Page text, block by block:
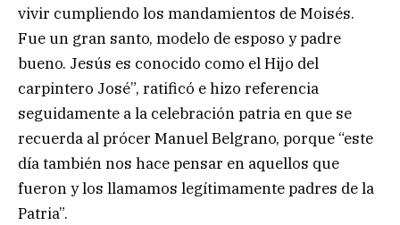
vivir cumpliendo los mandamientos de Moisés.
Fue un gran santo, modelo de esposo y padre
bueno. Jesús es conocido como el Hijo del
carpintero José”, ratificó e hizo referencia
seguidamente a la celebración patria en que se
recuerda al prócer Manuel Belgrano, porque “este
día también nos hace pensar en aquellos que
fueron y los llamamos legítimamente padres de la
Patria”.